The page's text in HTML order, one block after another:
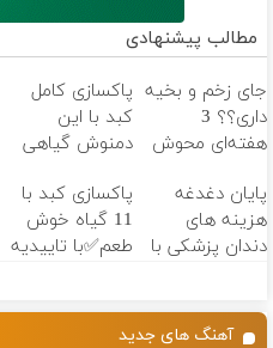
مطالب پیشنهادی
جای زخم و بخیه
داری؟؟ 3
هفته‌ای محوش
پاکسازی کامل
کبد با این
دمنوش گیاهی
امشب!(لینک
خرید محصول)
پایان دغدغه
هزینه های
دندان پزشکی با
پاکسازی کبد با
11 گیاه خوش
طعم✅با تاییدیه
آهنگ های جدید